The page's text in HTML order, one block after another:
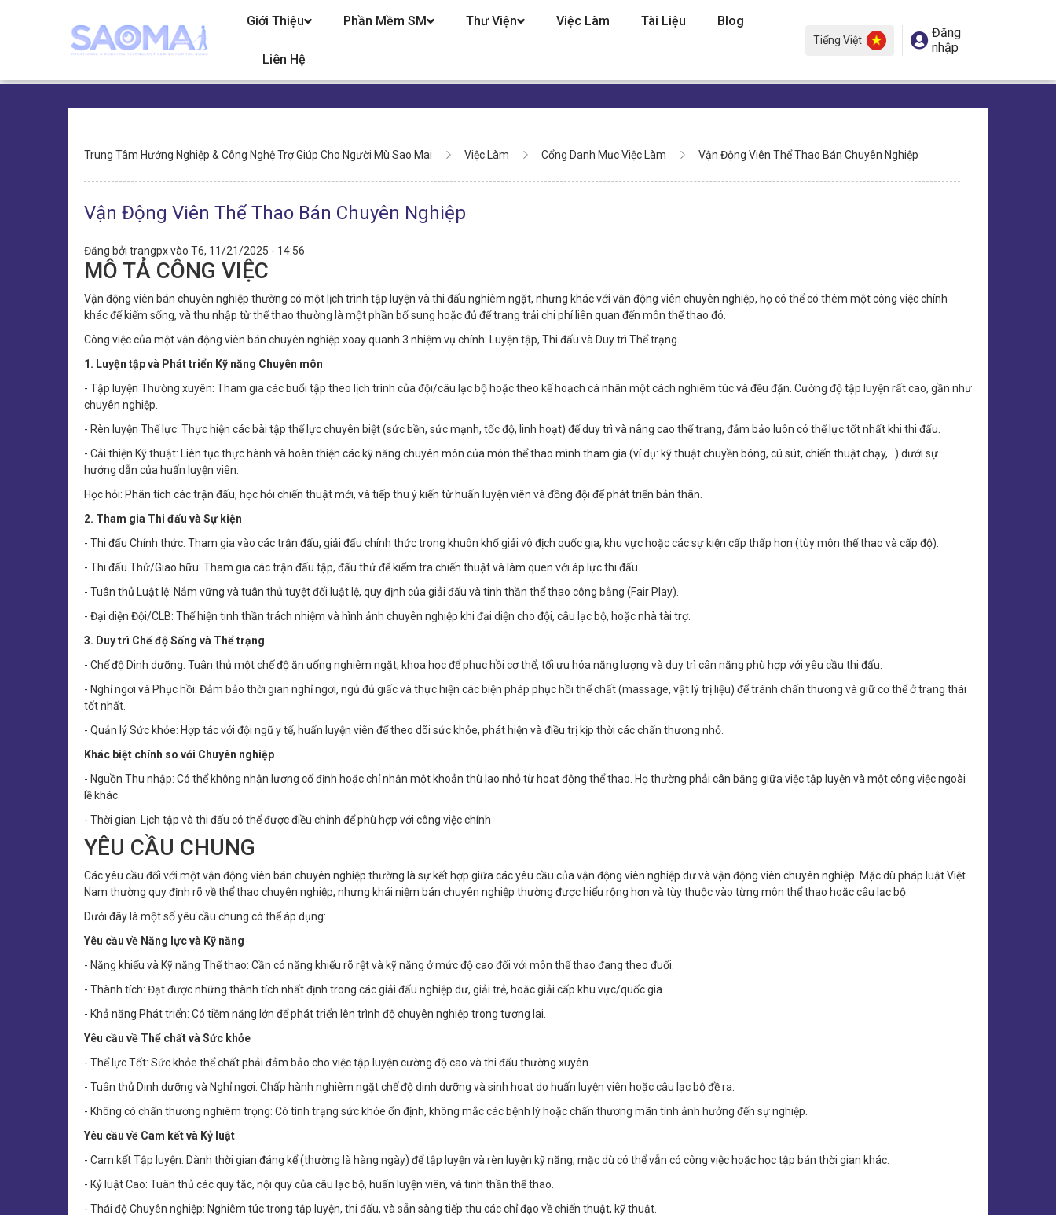
Giới Thiệu Phần Mềm SM Thư Viện Việc Làm Tài Liệu Blog
Liên Hệ
Tiếng Việt
Đăng
nhập
hướng
Trung Tâm Hướng Nghiệp & Công Nghệ Trợ Giúp Cho Người Mù Sao Mai Việc Làm Cổng Danh Mục Việc Làm Vận Động Viên Thể Thao Bán Chuyên Nghiệp
Vận Động Viên Thể Thao Bán Chuyên Nghiệp
Đăng bởi trangpxvào T6, 11/21/2025 - 14:56
MÔ TẢ CÔNG VIỆC
Vận động viên bán chuyên nghiệp thường có một lịch trình tập luyện và thi đấu nghiêm ngặt, nhưng khác với vận động viên chuyên nghiệp, họ có thể có thêm một công việc chính
khác để kiếm sống, và thu nhập từ thể thao thường là một phần bổ sung hoặc đủ để trang trải chi phí liên quan đến môn thể thao đó.
Công việc của một vận động viên bán chuyên nghiệp xoay quanh 3 nhiệm vụ chính: Luyện tập, Thi đấu và Duy trì Thể trạng.
1. Luyện tập và Phát triển Kỹ năng Chuyên môn
- Tập luyện Thường xuyên: Tham gia các buổi tập theo lịch trình của đội/câu lạc bộ hoặc theo kế hoạch cá nhân một cách nghiêm túc và đều đặn. Cường độ tập luyện rất cao, gần như
chuyên nghiệp.
- Rèn luyện Thể lực: Thực hiện các bài tập thể lực chuyên biệt (sức bền, sức mạnh, tốc độ, linh hoạt) để duy trì và nâng cao thể trạng, đảm bảo luôn có thể lực tốt nhất khi thi đấu.
- Cải thiện Kỹ thuật: Liên tục thực hành và hoàn thiện các kỹ năng chuyên môn của môn thể thao mình tham gia (ví dụ: kỹ thuật chuyền bóng, cú sút, chiến thuật chạy,…) dưới sự
hướng dẫn của huấn luyện viên.
Học hỏi: Phân tích các trận đấu, học hỏi chiến thuật mới, và tiếp thu ý kiến từ huấn luyện viên và đồng đội để phát triển bản thân.
2. Tham gia Thi đấu và Sự kiện
- Thi đấu Chính thức: Tham gia vào các trận đấu, giải đấu chính thức trong khuôn khổ giải vô địch quốc gia, khu vực hoặc các sự kiện cấp thấp hơn (tùy môn thể thao và cấp độ).
- Thi đấu Thử/Giao hữu: Tham gia các trận đấu tập, đấu thử để kiểm tra chiến thuật và làm quen với áp lực thi đấu.
- Tuân thủ Luật lệ: Nắm vững và tuân thủ tuyệt đối luật lệ, quy định của giải đấu và tinh thần thể thao công bằng (Fair Play).
- Đại diện Đội/CLB: Thể hiện tinh thần trách nhiệm và hình ảnh chuyên nghiệp khi đại diện cho đội, câu lạc bộ, hoặc nhà tài trợ.
3. Duy trì Chế độ Sống và Thể trạng
- Chế độ Dinh dưỡng: Tuân thủ một chế độ ăn uống nghiêm ngặt, khoa học để phục hồi cơ thể, tối ưu hóa năng lượng và duy trì cân nặng phù hợp với yêu cầu thi đấu.
- Nghỉ ngơi và Phục hồi: Đảm bảo thời gian nghỉ ngơi, ngủ đủ giấc và thực hiện các biện pháp phục hồi thể chất (massage, vật lý trị liệu) để tránh chấn thương và giữ cơ thể ở trạng thái
tốt nhất.
- Quản lý Sức khỏe: Hợp tác với đội ngũ y tế, huấn luyện viên để theo dõi sức khỏe, phát hiện và điều trị kịp thời các chấn thương nhỏ.
Khác biệt chính so với Chuyên nghiệp
- Nguồn Thu nhập: Có thể không nhận lương cố định hoặc chỉ nhận một khoản thù lao nhỏ từ hoạt động thể thao. Họ thường phải cân bằng giữa việc tập luyện và một công việc ngoài
lề khác.
- Thời gian: Lịch tập và thi đấu có thể được điều chỉnh để phù hợp với công việc chính
YÊU CẦU CHUNG
Các yêu cầu đối với một vận động viên bán chuyên nghiệp thường là sự kết hợp giữa các yêu cầu của vận động viên nghiệp dư và vận động viên chuyên nghiệp. Mặc dù pháp luật Việt
Nam thường quy định rõ về thể thao chuyên nghiệp, nhưng khái niệm bán chuyên nghiệp thường được hiểu rộng hơn và tùy thuộc vào từng môn thể thao hoặc câu lạc bộ.
Dưới đây là một số yêu cầu chung có thể áp dụng:
Yêu cầu về Năng lực và Kỹ năng
- Năng khiếu và Kỹ năng Thể thao: Cần có năng khiếu rõ rệt và kỹ năng ở mức độ cao đối với môn thể thao đang theo đuổi.
- Thành tích: Đạt được những thành tích nhất định trong các giải đấu nghiệp dư, giải trẻ, hoặc giải cấp khu vực/quốc gia.
- Khả năng Phát triển: Có tiềm năng lớn để phát triển lên trình độ chuyên nghiệp trong tương lai.
Yêu cầu về Thể chất và Sức khỏe
- Thể lực Tốt: Sức khỏe thể chất phải đảm bảo cho việc tập luyện cường độ cao và thi đấu thường xuyên.
- Tuân thủ Dinh dưỡng và Nghỉ ngơi: Chấp hành nghiêm ngặt chế độ dinh dưỡng và sinh hoạt do huấn luyện viên hoặc câu lạc bộ đề ra.
- Không có chấn thương nghiêm trọng: Có tình trạng sức khỏe ổn định, không mắc các bệnh lý hoặc chấn thương mãn tính ảnh hưởng đến sự nghiệp.
Yêu cầu về Cam kết và Kỷ luật
- Cam kết Tập luyện: Dành thời gian đáng kể (thường là hàng ngày) để tập luyện và rèn luyện kỹ năng, mặc dù có thể vẫn có công việc hoặc học tập bán thời gian khác.
- Kỷ luật Cao: Tuân thủ các quy tắc, nội quy của câu lạc bộ, huấn luyện viên, và tinh thần thể thao.
- Thái độ Chuyên nghiệp: Nghiêm túc trong tập luyện, thi đấu, và sẵn sàng tiếp thu các chỉ đạo về chiến thuật, kỹ thuật.